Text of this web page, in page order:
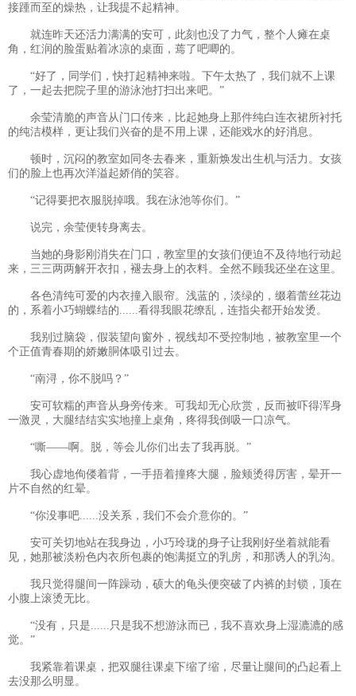
接踵而至的燥热，让我提不起精神。
就连昨天还活力满满的安可，此刻也没了力气，整个人瘫在桌
角，红润的脸蛋贴着冰凉的桌面，蔫了吧唧的。
“好了，同学们，快打起精神来啦。下午太热了，我们就不上课
了，一起去把院子里的游泳池打扫出来吧。”
余莹清脆的声音从门口传来，比起她身上那件纯白连衣裙所衬托
的纯洁模样，更让我们兴奋的是不用上课，还能戏水的好消息。
顿时，沉闷的教室如同冬去春来，重新焕发出生机与活力。女孩
们的脸上也再次洋溢起娇俏的笑容。
“记得要把衣服脱掉哦。我在泳池等你们。”
说完，余莹便转身离去。
当她的身影刚消失在门口，教室里的女孩们便迫不及待地行动起
来，三三两两解开衣扣，褪去身上的衣料。全然不顾我还坐在这里。
各色清纯可爱的内衣撞入眼帘。浅蓝的，淡绿的，缀着蕾丝花边
的，系着小巧蝴蝶结的......看得我眼花缭乱，连指尖都开始发烫。
我别过脑袋，假装望向窗外，视线却不受控制地，被教室里一个
个正值青春期的娇嫩胴体吸引过去。
“南浔，你不脱吗？”
安可软糯的声音从身旁传来。可我却无心欣赏，反而被吓得浑身
一激灵，大腿结结实实地撞上桌角，疼得我倒吸一口凉气。
“嘶——啊。脱，等会儿你们出去了我再脱。”
我心虚地佝偻着背，一手捂着撞疼大腿，脸颊烫得厉害，晕开一
片不自然的红晕。
“你没事吧......没关系，我们不会介意你的。”
安可关切地站在我身边，小巧玲珑的身子让我刚好坐着就能看
见，她那被淡粉色内衣所包裹的饱满挺立的乳房，和那诱人的乳沟。
我只觉得腿间一阵躁动，硕大的龟头便突破了内裤的封锁，顶在
小腹上滚烫无比。
“没有，只是......只是我不想游泳而已，我不喜欢身上湿漉漉的感
觉。”
我紧靠着课桌，把双腿往课桌下缩了缩，尽量让腿间的凸起看上
去没那么明显。